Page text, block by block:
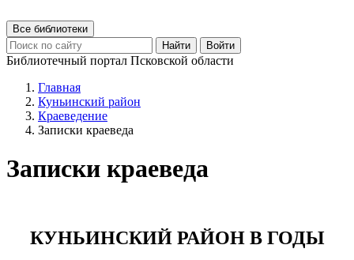
Все библиотеки
Найти
Войти
Библиотечный портал Псковской области
Главная
Куньинский район
Краеведение
Записки краеведа
Записки краеведа
КУНЬИНСКИЙ РАЙОН В ГОДЫ